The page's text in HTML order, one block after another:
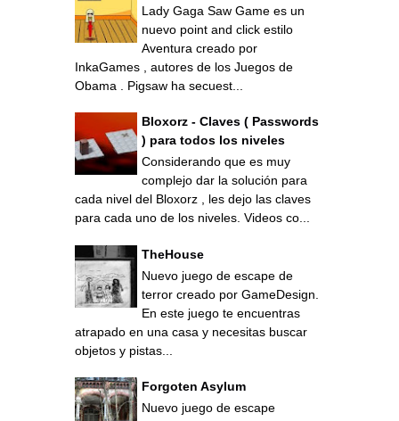
Lady Gaga Saw Game es un
nuevo point and click estilo
Aventura creado por
InkaGames , autores de los Juegos de
Obama . Pigsaw ha secuest...
Bloxorz - Claves ( Passwords
) para todos los niveles
Considerando que es muy
complejo dar la solución para
cada nivel del Bloxorz , les dejo las claves
para cada uno de los niveles. Videos co...
TheHouse
Nuevo juego de escape de
terror creado por GameDesign.
En este juego te encuentras
atrapado en una casa y necesitas buscar
objetos y pistas...
Forgoten Asylum
Nuevo juego de escape